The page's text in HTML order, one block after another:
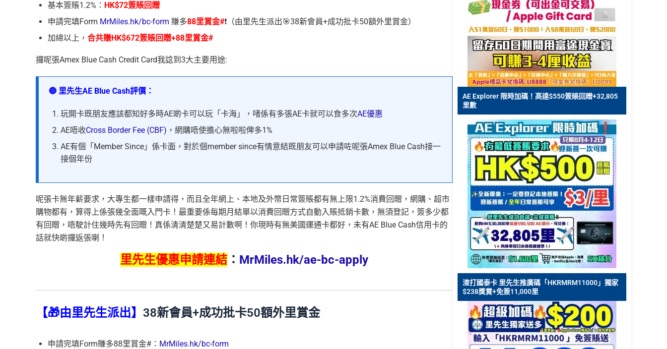
基本簽賬1.2%： HK$72簽賬回贈
申請完填Form MrMiles.hk/bc-form 賺多88里賞金#❗️（由里先生派出🎯38新會員+成功批卡50額外里賞金）
加總以上， 合共賺HK$672簽賬回贈+88里賞金#
攞呢張Amex Blue Cash Credit Card我諗到3大主要用途:
🔵 里先生AE Blue Cash評價：
玩開卡既朋友應該都知好多時AE啲卡可以玩「卡海」，啫係有多張AE卡就可以食多次AE優惠
AE唔收Cross Border Fee (CBF) ，網購唔使擔心無啦啦俾多1%
AE有個「Member Since」係卡面，對於個member since有情意結既朋友可以申請咗呢張Amex Blue Cash接一
接個年份
呢張卡無年薪要求，大專生都一樣申請得，而且全年網上、本地及外幣日常簽賬都有無上限1.2%消費回贈，網購、超市
購物都有，算得上係張幾全面嘅入門卡！最重要係每期月結單以消費回贈方式自動入賬抵銷卡數，無須登記，簽多少都
有回贈，唔駛計住幾時先有回贈！真係清清楚楚又易計數啊！你現時有無美國運通卡都好，未有AE Blue Cash信用卡的
話就快啲攞返張喇！
里先生優惠申請連結 ： MrMiles.hk/ae-bc-apply
【🎁由里先生派出】 38新會員+成功批卡50額外里賞金
申請完填Form賺多88里賞金#： MrMiles.hk/bc-form
AE Explorer 限時加碼！高達$550簽賬回贈+32,805
里數
渣打國泰卡 里先生推廣碼「HKRMRM11000」獨家
$238獎賞+免簽11,000里